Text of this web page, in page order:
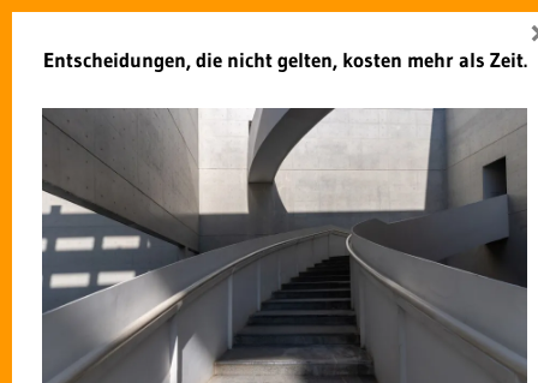
Zum
InhaltZukunft Verwaltung Menü
Agile Verwaltung als
Lösungsansatz des
Fachkräftemangels?
12. MÄRZ 2023
ROLF DINDORF
KOMMENTAR HINTERLASSEN
Entscheidungen, die nicht gelten, kosten mehr als Zeit.